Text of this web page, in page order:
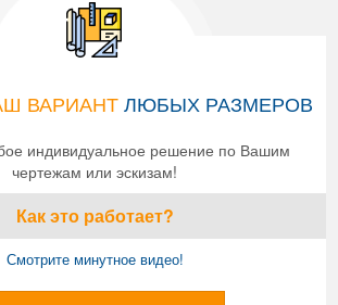
ВАРИАНТЛЮБЫХ РАЗМЕРОВ
индивидуальное решение по Вашим
чертежам или эскизам!
Как это работает?
Смотрите минутное видео!